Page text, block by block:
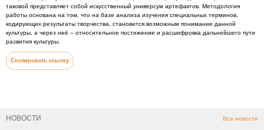
НОВОСТИ Все новости
таковой представляет собой искусственный универсум артефактов. Методология
работы основана на том, что на базе анализа изучения специальных терминов,
кодирующих результаты творчества, становится возможным понимание данной
культуры, а через неё – относительное постижение и расшифровка дальнейшего пути
развития культуры.
Скопировать ссылку